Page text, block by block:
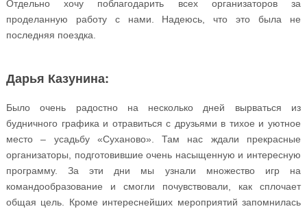
Отдельно хочу поблагодарить всех организаторов за
проделанную работу с нами. Надеюсь, что это была не
последняя поездка.
Дарья Казунина:
Было очень радостно на несколько дней вырваться из
будничного графика и отравиться с друзьями в тихое и уютное
место – усадьбу «Суханово». Там нас ждали прекрасные
организаторы, подготовившие очень насыщенную и интересную
программу. За эти дни мы узнали множество игр на
командообразование и смогли почувствовали, как сплочает
общая цель. Кроме интереснейших мероприятий запомнилась